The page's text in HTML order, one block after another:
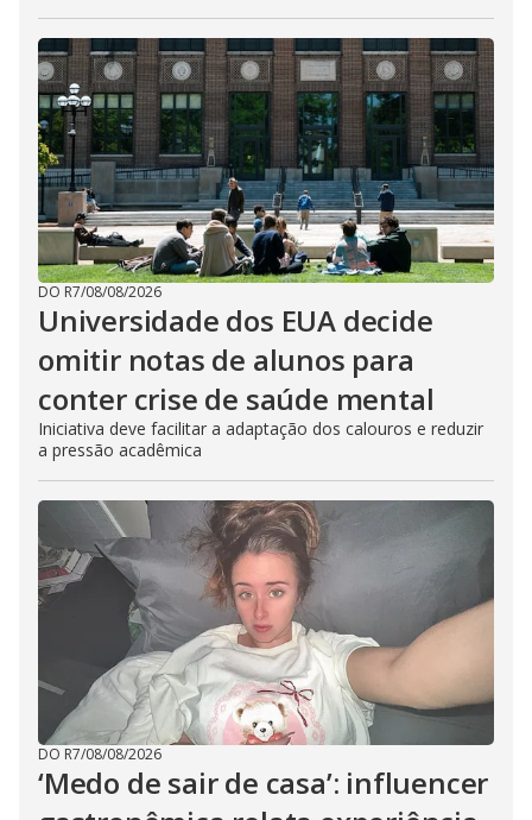
DO R7/08/08/2026
Universidade dos EUA decide
omitir notas de alunos para
conter crise de saúde mental
Iniciativa deve facilitar a adaptação dos calouros e reduzir
a pressão acadêmica
DO R7/08/08/2026
‘Medo de sair de casa’: influencer